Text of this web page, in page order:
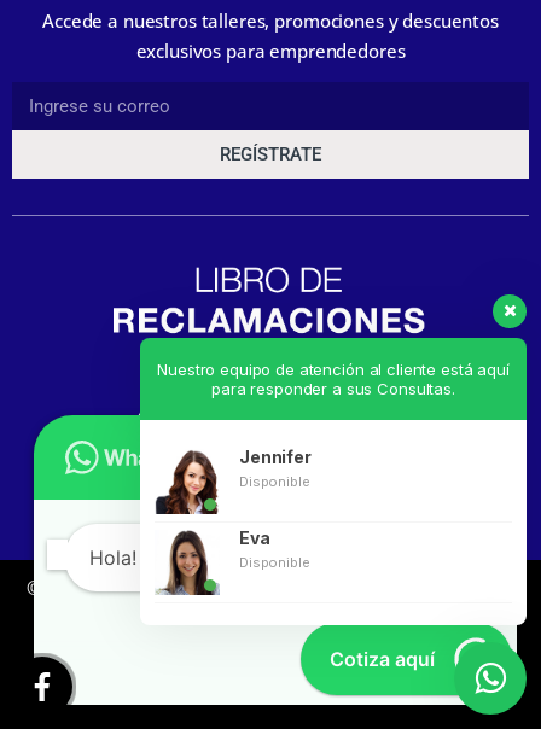
Accede a nuestros talleres, promociones y descuentos
exclusivos para emprendedores
REGÍSTRATE
© ICE RIKKOTodos los derechos reservados. Desarrollado
Linkgud.com
Nuestro equipo de atención al cliente está aquí
para responder a sus Consultas.
Jennifer
Disponible
Eva
Disponible
Hola! en que te puedo ayudar?
Cotiza aquí